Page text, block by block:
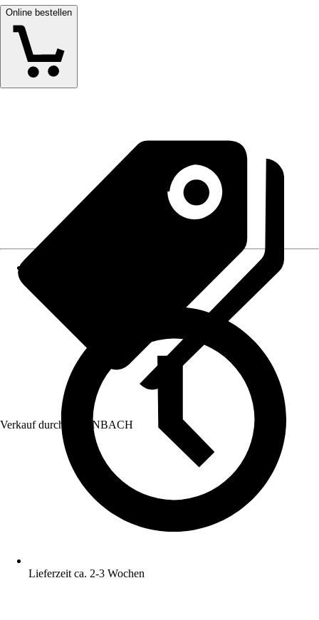
Online bestellen
Verkauf durch: HORNBACH
Lieferzeit ca. 2-3 Wochen